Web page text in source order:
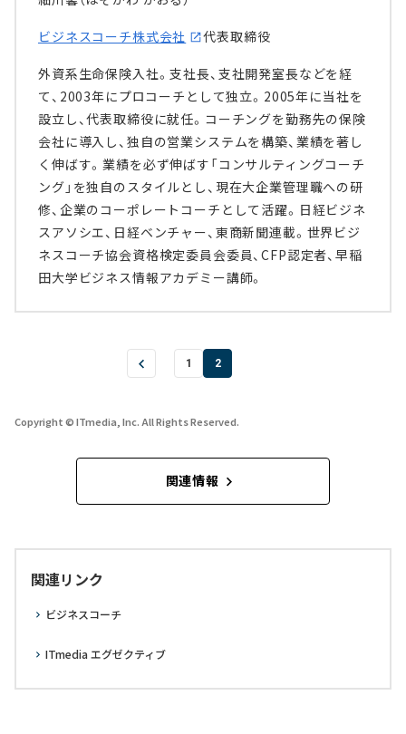
ビジネスコーチ株式会社 代表取締役
外資系生命保険入社。支社長、支社開発室長などを経
て、2003年にプロコーチとして独立。2005年に当社を
設立し、代表取締役に就任。コーチングを勤務先の保険
会社に導入し、独自の営業システムを構築、業績を著し
く伸ばす。業績を必ず伸ばす「コンサルティングコーチ
ング」を独自のスタイルとし、現在大企業管理職への研
修、企業のコーポレートコーチとして活躍。日経ビジネ
スアソシエ、日経ベンチャー、東商新聞連載。世界ビジ
ネスコーチ協会資格検定委員会委員、CFP認定者、早稲
田大学ビジネス情報アカデミー講師。
1 2
Copyright © ITmedia, Inc. All Rights Reserved.
関連情報
関連リンク
ビジネスコーチ
ITmedia エグゼクティブ